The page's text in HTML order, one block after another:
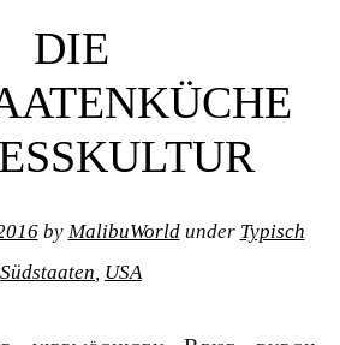
DIE
by MalibuWorldunder Typisch
Südstaaten, USA